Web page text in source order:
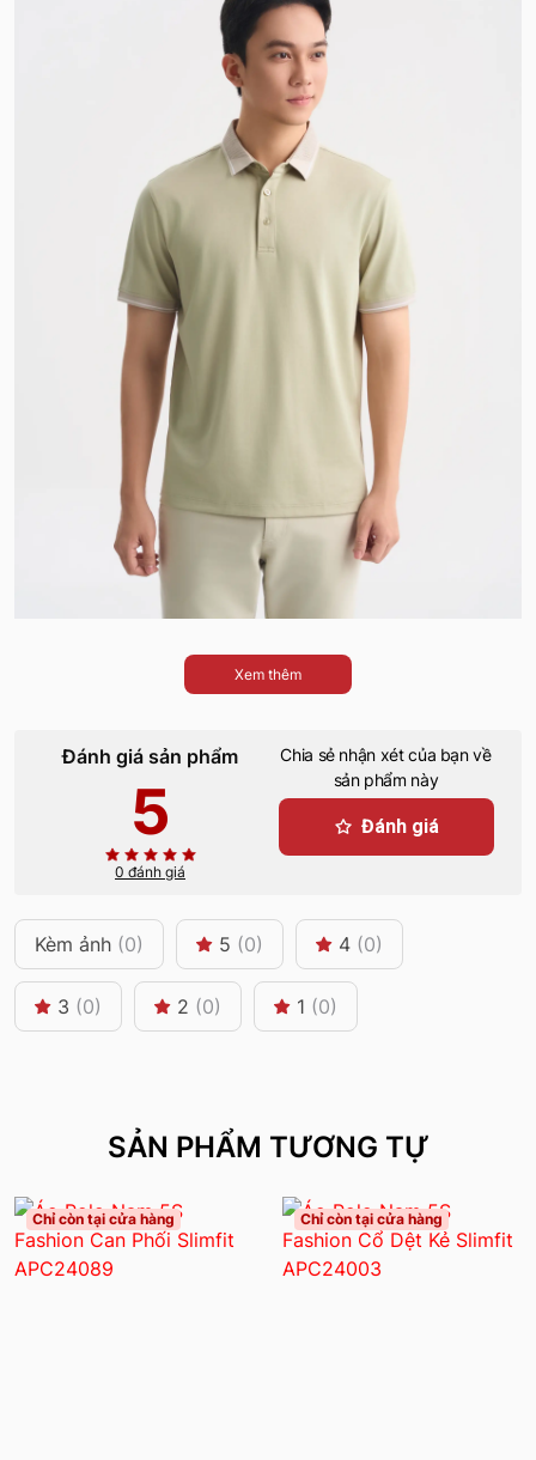
Xem thêm
Đánh giá sản phẩm
5
0 đánh giá
Chia sẻ nhận xét của bạn về
sản phẩm này
Đánh giá
Kèm ảnh (0) 5 (0) 4 (0)
3 (0) 2 (0) 1 (0)
SẢN PHẨM TƯƠNG TỰ
Chỉ còn tại cửa hàng Chỉ còn tại cửa hàng